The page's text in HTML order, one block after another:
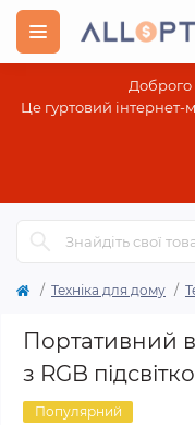
Доброго
Це гуртовий інтернет-
Техніка для дому
Портативний
з RGB
Популярний